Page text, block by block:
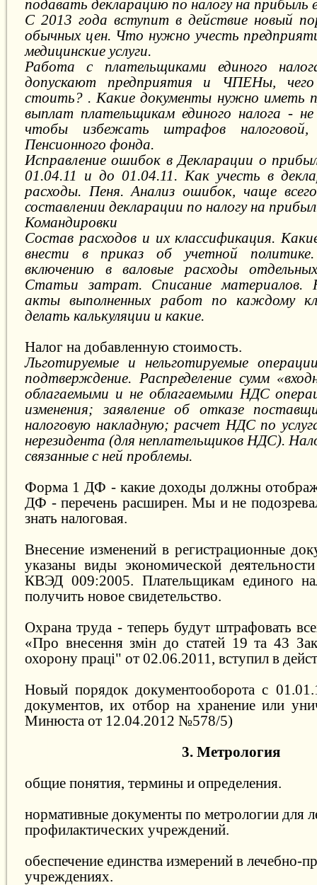
подавать декларацию по налогу на прибыль
С 2013 года вступит в действие новый
обычных цен. Что нужно учесть
медицинские услуги.
Работа с плательщиками единого
допускают предприятия и ЧПЕНы,
стоить? . Какие документы нужно иметь
выплат плательщикам единого налога -
чтобы избежать штрафов
Пенсионного фонда.
Исправление ошибок в Декларации о
01.04.11 и до 01.04.11. Как учесть в
расходы. Пеня. Анализ ошибок, чаще
составлении декларации по налогу на
Командировки
Состав расходов и их классификация.
внести в приказ об учетной
включению в валовые расходы
Статьи затрат. Списание материалов.
акты выполненных работ по каждому
делать калькуляции и какие.
Налог на добавленную стоимость.
Льготируемые и нельготируемые
подтверждение. Распределение сумм
облагаемыми и не облагаемыми НДС
изменения; заявление об отказе
налоговую накладную; расчет НДС по
нерезидента (для неплательщиков НДС).
связанные с ней проблемы.
Форма 1 ДФ - какие доходы должны
ДФ - перечень расширен. Мы и не
знать налоговая.
Внесение изменений в регистрационные
указаны виды экономической
КВЭД 009:2005. Плательщикам единого
получить новое свидетельство.
Охрана труда - теперь будут штрафовать
«Про внесення змін до статей 19 та 43
охорону праці" от 02.06.2011, вступил в
Новый порядок документооборота с
документов, их отбор на хранение или
Минюста от 12.04.2012 №578/5)
3. Метрология
общие понятия, термины и определения.
нормативные документы по метрологии для
профилактических учреждений.
обеспечение единства измерений в лечебно-
учреждениях.